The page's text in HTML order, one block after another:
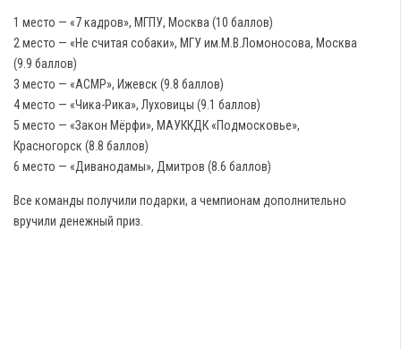
1 место — «7 кадров», МГПУ, Москва (10 баллов)
2 место — «Не считая собаки», МГУ им.М.В.Ломоносова, Москва
(9.9 баллов)
3 место — «АСМР», Ижевск (9.8 баллов)
4 место — «Чика-Рика», Луховицы (9.1 баллов)
5 место — «Закон Мёрфи», МАУККДК «Подмосковье»,
Красногорск (8.8 баллов)
6 место — «Диванодамы», Дмитров (8.6 баллов)
Все команды получили подарки, а чемпионам дополнительно
вручили денежный приз.